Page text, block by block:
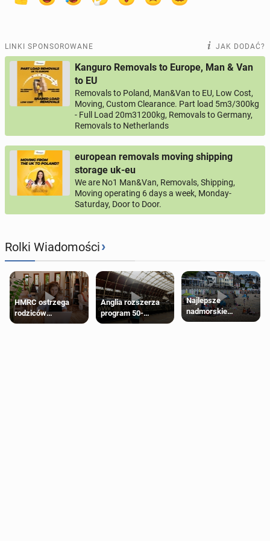
LINKI SPONSOROWANE JAK DODAĆ?
Kanguro Removals to Europe, Man & Van
to EU
Removals to Poland, Man&Van to EU, Low Cost,
Moving, Custom Clearance. Part load 5m3/300kg
- Full Load 20m31200kg, Removals to Germany,
Removals to Netherlands
european removals moving shipping
storage uk-eu
We are No1 Man&Van, Removals, Shipping,
Moving operating 6 days a week, Monday-
Saturday, Door to Door.
Rolki Wiadomości›
HMRC ostrzega
rodziców
pobierających Child
Anglia rozszerza
program 50-
procentowych
Najlepsze
nadmorskie
miasteczko blisko